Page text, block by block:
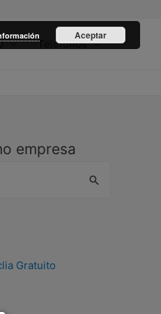
Teléfonos
empresa
Gratuito
Aceptar